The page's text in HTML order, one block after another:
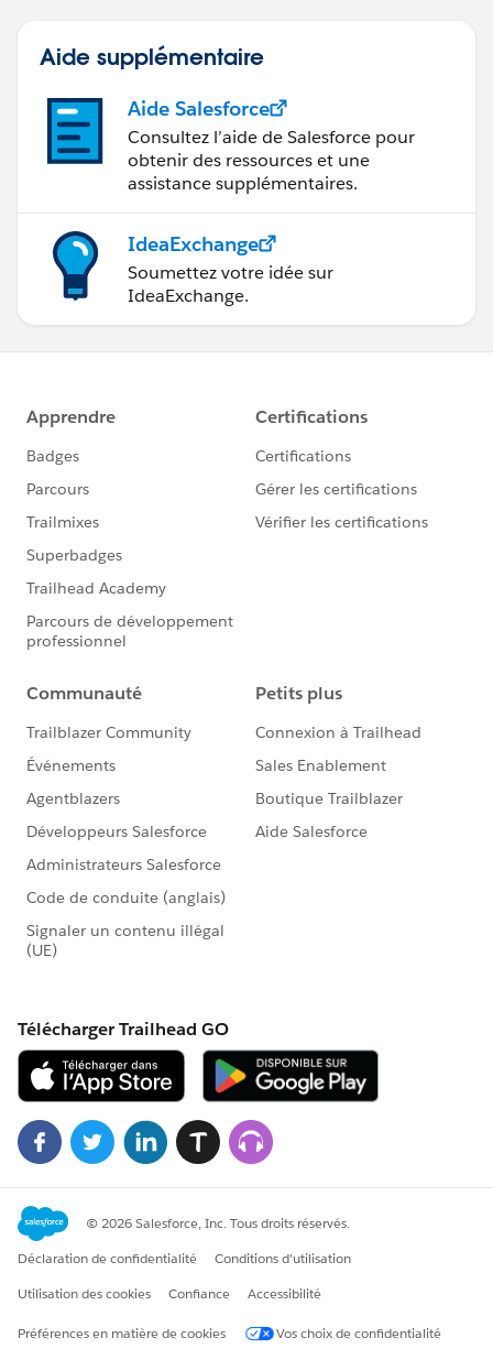
Aide supplémentaire
Aide Salesforce
Consultez l’aide de Salesforce pour
obtenir des ressources et une
assistance supplémentaires.
IdeaExchange
Soumettez votre idée sur
IdeaExchange.